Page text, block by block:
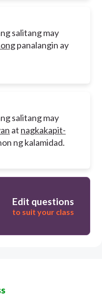
salitang may
panalangin ay
salitang may
at nagkakapit-
ng kalamidad.
Edit questions
to suit your class